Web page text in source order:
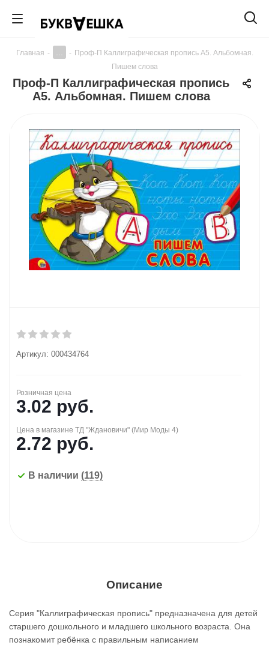
Главная - - Проф-П Каллиграфическая пропись А5. Альбомная.
Пишем слова
Проф-П Каллиграфическая пропись
А5. Альбомная. Пишем слова
Артикул: 000434764
Розничная цена
3.02 руб.
Цена в магазине ТД "Ждановичи" (Мир Моды 4)
2.72 руб.
В наличии (119)
Описание
Серия "Каллиграфическая пропись" предназначена для детей
старшего дошкольного и младшего школьного возраста. Она
познакомит ребёнка с правильным написанием